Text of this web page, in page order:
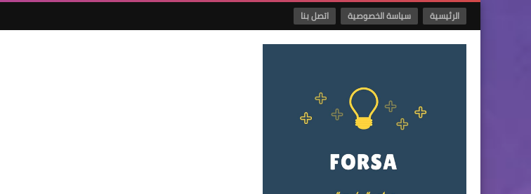
الرئيسية سياسة الخصوصية اتصل بنا